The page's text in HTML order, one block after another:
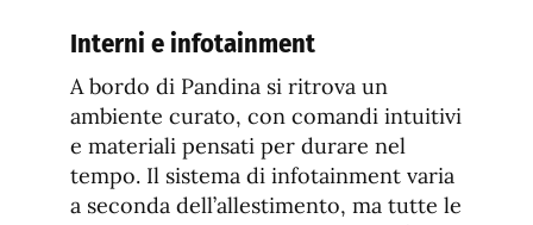
Interni e infotainment
A bordo di Pandina si ritrova un
ambiente curato, con comandi intuitivi
e materiali pensati per durare nel
tempo. Il sistema di infotainment varia
a seconda dell’allestimento, ma tutte le